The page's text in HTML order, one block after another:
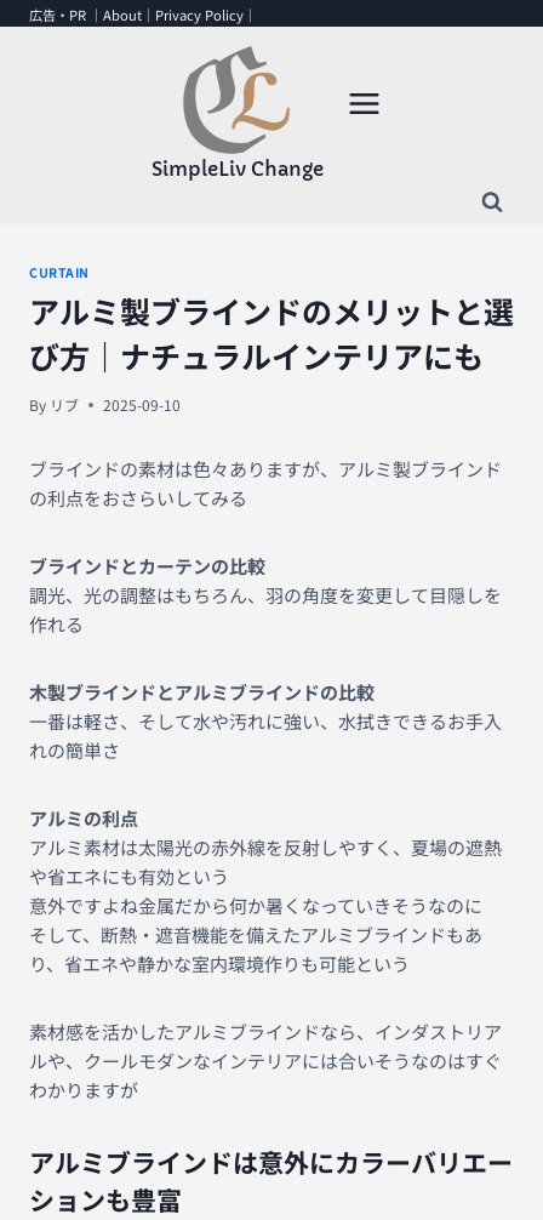
広告・PR ｜ About ｜ Privacy Policy ｜
SimpleLiv Change
CURTAIN
アルミ製ブラインドのメリットと選
び方｜ナチュラルインテリアにも
By リブ 2025-09-10
ブラインドの素材は色々ありますが、アルミ製ブラインド
の利点をおさらいしてみる
ブラインドとカーテンの比較
調光、光の調整はもちろん、羽の角度を変更して目隠しを
作れる
木製ブラインドとアルミブラインドの比較
一番は軽さ、そして水や汚れに強い、水拭きできるお手入
れの簡単さ
アルミの利点
アルミ素材は太陽光の赤外線を反射しやすく、夏場の遮熱
や省エネにも有効という
意外ですよね金属だから何か暑くなっていきそうなのに
そして、断熱・遮音機能を備えたアルミブラインドもあ
り、省エネや静かな室内環境作りも可能という
素材感を活かしたアルミブラインドなら、インダストリア
ルや、クールモダンなインテリアには合いそうなのはすぐ
わかりますが
アルミブラインドは意外にカラーバリエー
ションも豊富